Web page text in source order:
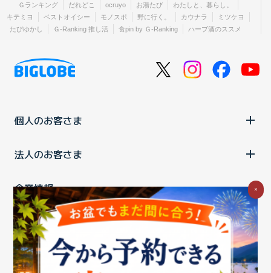
Ｇランキング だれどこ ocruyo お湯たび
わたしと、暮らし。
キテミヨ
ベストオイシー モノスポ 野に行く。 カウナラ
ミツケヨ
たびゆかし
Ｇ-Ranking 推し活 食pin by Ｇ-Ranking ハーブ酒のススメ
個人のお客さま
法人のお客さま
企業情報
ご利用中の方
お問い合わせ消費税の表示 ウェブアクセシビリティの取り組み
×